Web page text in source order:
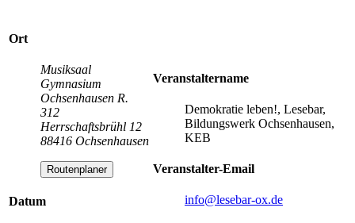
Ort
Musiksaal
Gymnasium
Ochsenhausen R.
312
Herrschaftsbrühl 12
88416 Ochsenhausen
Routenplaner
Datum
Veranstaltername
Demokratie leben!, Lesebar,
Bildungswerk Ochsenhausen,
KEB
Veranstalter-Email
info@lesebar-ox.de